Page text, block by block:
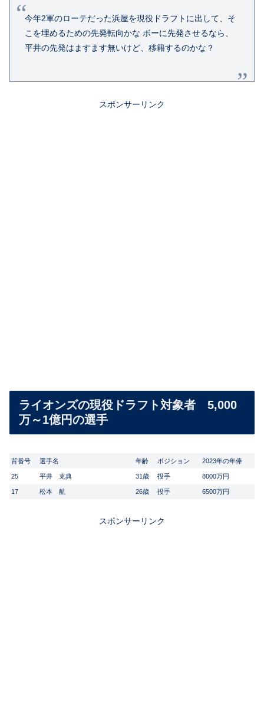
今年2軍のローテだった浜屋を現役ドラフト に出して、そ
こを埋めるための先発転向かな ボーに先発させるなら、
平井の先発はますます無いけど、移籍するのかな？
スポンサーリンク
ライオンズの現役ドラフト対象者 5,000
万～1億円の選手
背番号 選手名 年齢 ポジション 2023年の年俸
25 平井 克典 31歳 投手 8000万円
17 松本 航 26歳 投手 6500万円
スポンサーリンク